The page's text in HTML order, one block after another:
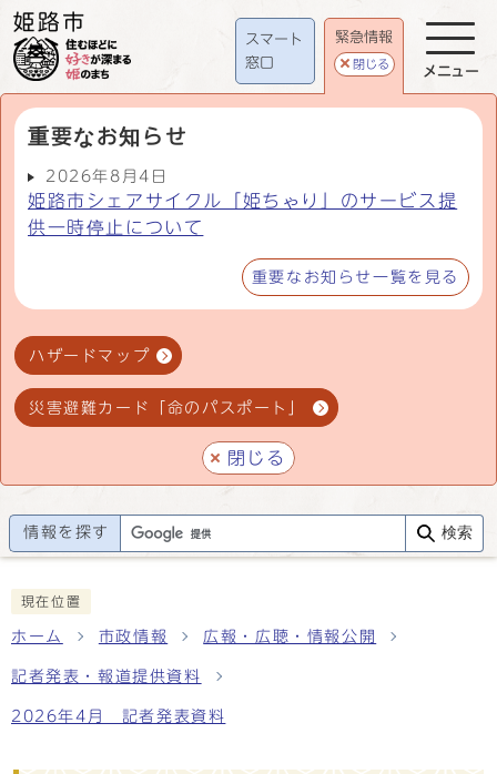
スマート
窓口
緊急情報
閉じる
重要なお知らせ
2026年8月4日
姫路市シェアサイクル「姫ちゃり」のサービス提
供一時停止について
重要なお知らせ一覧を見る
ハザードマップ
災害避難カード「命のパスポート」
閉じる
メニュー
情報を探す 検索
現在位置
ホーム 市政情報 広報・広聴・情報公開
記者発表・報道提供資料
2026年4月 記者発表資料